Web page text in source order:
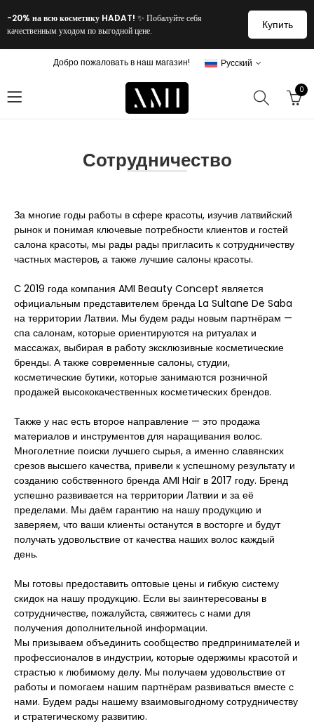
-20% на всю косметику HADAT! ✨ Побалуйте себя
качественным уходом по выгодной цене.
Купить
Добро пожаловать в наш магазин! Русский
0
Сотрудничество
За многие годы работы в сфере красоты, изучив латвийский
рынок и понимая ключевые потребности клиентов и гостей
салона красоты, мы рады рады пригласить к сотрудничеству
частных мастеров, а также лучшие салоны красоты.
С 2019 года компания AMI Beauty Concept является
официальным представителем бренда La Sultane De Saba
на территории Латвии. Мы будем рады новым партнёрам —
спа салонам, которые ориентируются на ритуалах и
массажах, выбирая в работу эксклюзивные косметические
бренды. А также современные салоны, студии,
косметические бутики, которые занимаются розничной
продажей высококачественных косметических брендов.
Также у нас есть второе направление — это продажа
материалов и инструментов для наращивания волос.
Многолетние поиски лучшего сырья, а именно славянских
срезов высшего качества, привели к успешному результату и
созданию собственного бренда AMI Hair в 2017 году. Бренд
успешно развивается на территории Латвии и за её
пределами. Мы даём гарантию на нашу продукцию и
заверяем, что ваши клиенты останутся в восторге и будут
получать удовольствие от качества наших волос каждый
день.
Мы готовы предоставить оптовые цены и гибкую систему
скидок на нашу продукцию. Если вы заинтересованы в
сотрудничестве, пожалуйста, свяжитесь с нами для
получения дополнительной информации.
Мы призываем объединить сообщество предпринимателей и
профессионалов в индустрии, которые одержимы красотой и
страстью к любимому делу. Мы получаем удовольствие от
работы и помогаем нашим партнёрам развиваться вместе с
нами. Будем рады нашему взаимовыгодному сотрудничеству
и стратегическому развитию.